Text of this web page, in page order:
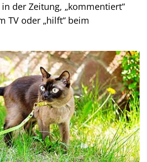
der Zeitung, „kommentiert“
TV oder „hilft“ beim